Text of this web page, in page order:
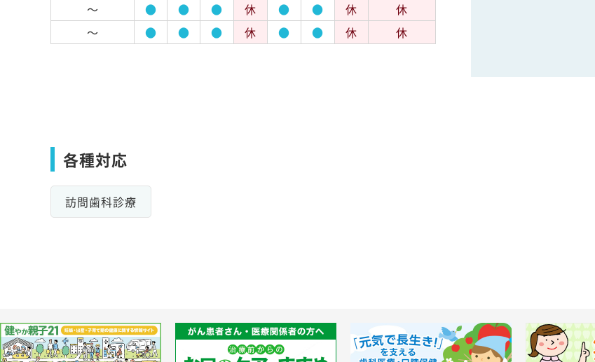
～
● ● ● 休 ● ● 休
休
～
● ● ● 休 ● ● 休 休
各種対応
訪問歯科診療